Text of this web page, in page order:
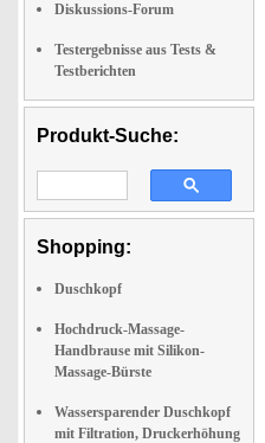
Diskussions-Forum
Testergebnisse aus Tests &
Testberichten
Produkt-Suche:
Shopping:
Duschkopf
Hochdruck-Massage-
Handbrause mit Silikon-
Massage-Bürste
Wassersparender Duschkopf
mit Filtration, Druckerhöhung